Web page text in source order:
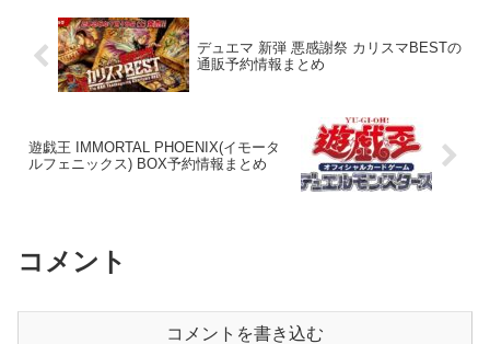
デュエマ 新弾 悪感謝祭 カリスマBESTの
通販予約情報まとめ
遊戯王 IMMORTAL PHOENIX(イモータ
ルフェニックス) BOX予約情報まとめ
コメント
コメントを書き込む